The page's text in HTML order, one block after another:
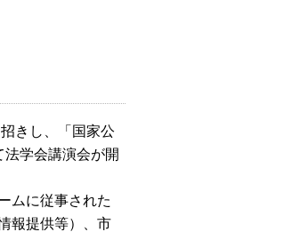
きし、「国家公
学会講演会が開
ムに従事された
報提供等）、市